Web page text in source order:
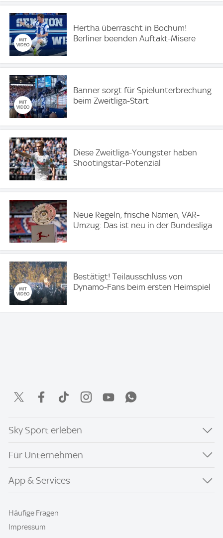
Hertha überrascht in Bochum!
Berliner beenden Auftakt-Misere
Banner sorgt für Spielunterbrechung
beim Zweitliga-Start
Diese Zweitliga-Youngster haben
Shootingstar-Potenzial
Neue Regeln, frische Namen, VAR-
Umzug: Das ist neu in der Bundesliga
Bestätigt! Teilausschluss von
Dynamo-Fans beim ersten Heimspiel
Sky Sport erleben
Für Unternehmen
App & Services
Häufige Fragen
Impressum